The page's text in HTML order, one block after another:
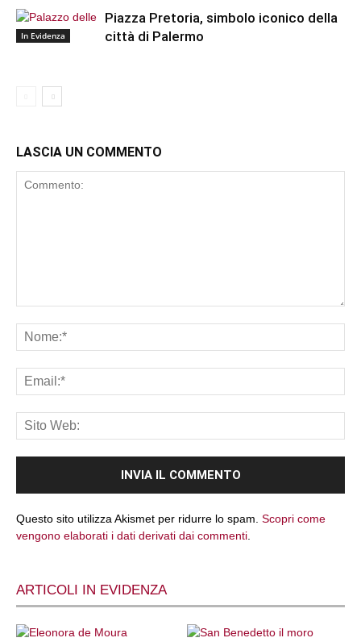
In Evidenza
Piazza Pretoria, simbolo iconico della
città di Palermo
LASCIA UN COMMENTO
Questo sito utilizza Akismet per ridurre lo spam. Scopri come
vengono elaborati i dati derivati dai commenti
ARTICOLI IN EVIDENZA